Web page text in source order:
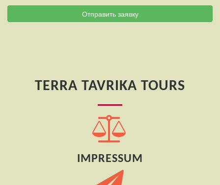
Отправить заявку
TERRA TAVRIKA TOURS
IMPRESSUM